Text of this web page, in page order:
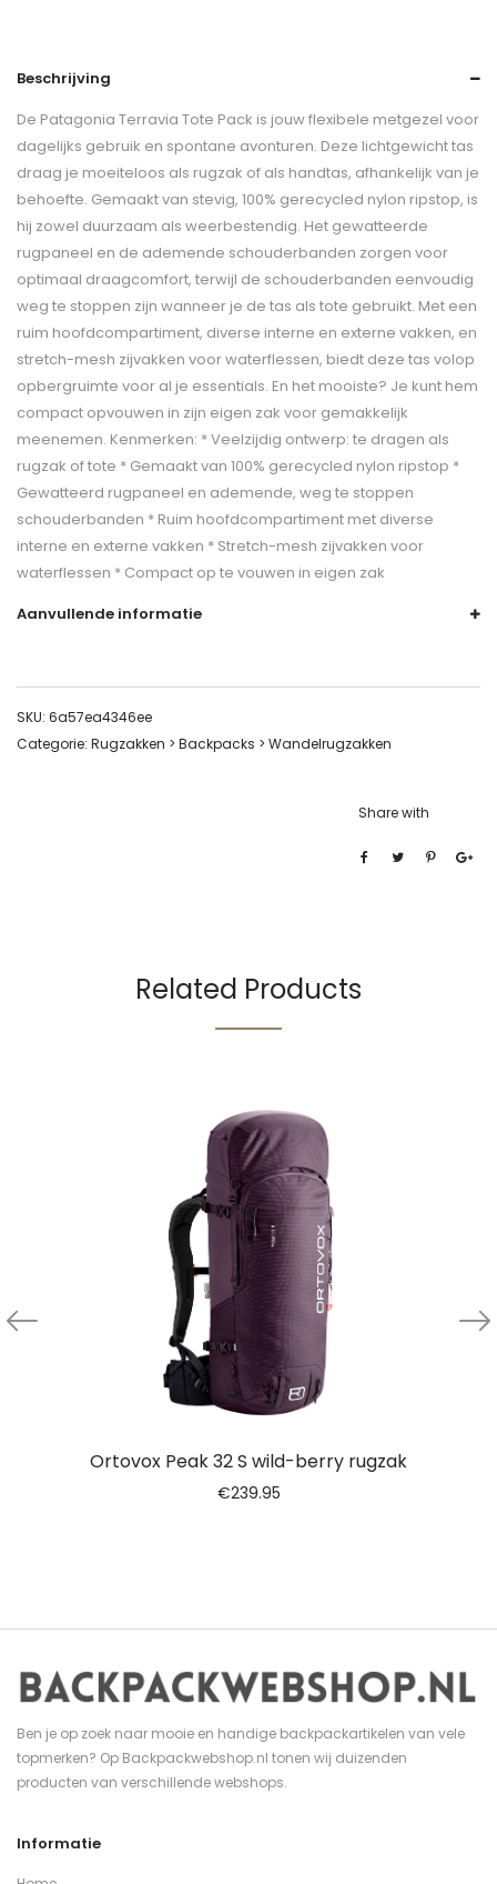
Beschrijving
De Patagonia Terravia Tote Pack is jouw flexibele metgezel voor
dagelijks gebruik en spontane avonturen. Deze lichtgewicht tas
draag je moeiteloos als rugzak of als handtas, afhankelijk van je
behoefte. Gemaakt van stevig, 100% gerecycled nylon ripstop, is
hij zowel duurzaam als weerbestendig. Het gewatteerde
rugpaneel en de ademende schouderbanden zorgen voor
optimaal draagcomfort, terwijl de schouderbanden eenvoudig
weg te stoppen zijn wanneer je de tas als tote gebruikt. Met een
ruim hoofdcompartiment, diverse interne en externe vakken, en
stretch-mesh zijvakken voor waterflessen, biedt deze tas volop
opbergruimte voor al je essentials. En het mooiste? Je kunt hem
compact opvouwen in zijn eigen zak voor gemakkelijk
meenemen. Kenmerken: * Veelzijdig ontwerp: te dragen als
rugzak of tote * Gemaakt van 100% gerecycled nylon ripstop *
Gewatteerd rugpaneel en ademende, weg te stoppen
schouderbanden * Ruim hoofdcompartiment met diverse
interne en externe vakken * Stretch-mesh zijvakken voor
waterflessen * Compact op te vouwen in eigen zak
Aanvullende informatie
SKU: 6a57ea4346ee
Categorie: Rugzakken > Backpacks > Wandelrugzakken
Share with
Related Products
Ortovox Peak 32 S wild-berry rugzak
€239.95
Ben je op zoek naar mooie en handige backpackartikelen van vele
topmerken? Op Backpackwebshop.nl tonen wij duizenden
producten van verschillende webshops.
Informatie